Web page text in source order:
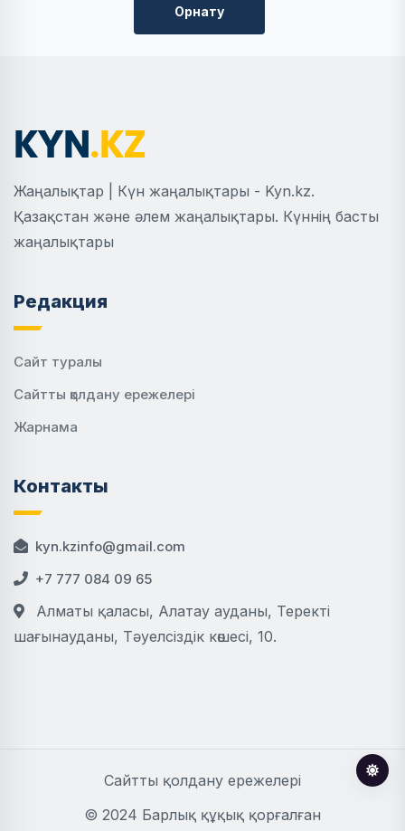
Орнату
Жаңалықтар | Күн жаңалықтары - Kyn.kz.
Қазақстан және әлем жаңалықтары. Күннің басты
жаңалықтары
Редакция
Сайт туралы
Сайтты қолдану ережелері
Жарнама
Контакты
kyn.kzinfo@gmail.com
+7 777 084 09 65
Алматы қаласы, Алатау ауданы, Теректі
шағынауданы, Тәуелсіздік көшесі, 10.
Сайтты қолдану ережелері
© 2024 Барлық құқық қорғалған